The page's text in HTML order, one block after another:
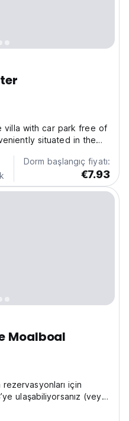
villa with car park free of
situated in the
options. Don't leave
Dorm başlangıç fiyatı:
€7.93
Moalboal
için
ulaşabiliyorsanız (veya